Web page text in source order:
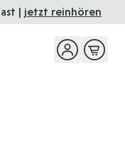
| jetzt reinhören